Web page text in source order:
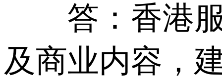
答：香港服
及商业内容，